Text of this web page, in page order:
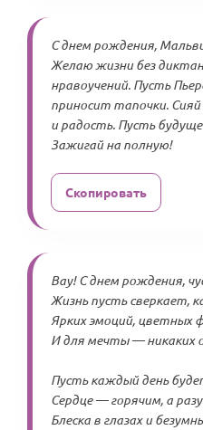
С днем рождения,
Желаю жизни без
нравоучений. Пусть
приносит тапочки. Сияй
и радость. Пусть
Зажигай на полную!
Скопировать
Вау! С днем рождения,
Жизнь пусть сверкает,
Ярких эмоций, цветных
И для мечты — никаких
Пусть каждый день
Сердце — горячим, а
Блеска в глазах и